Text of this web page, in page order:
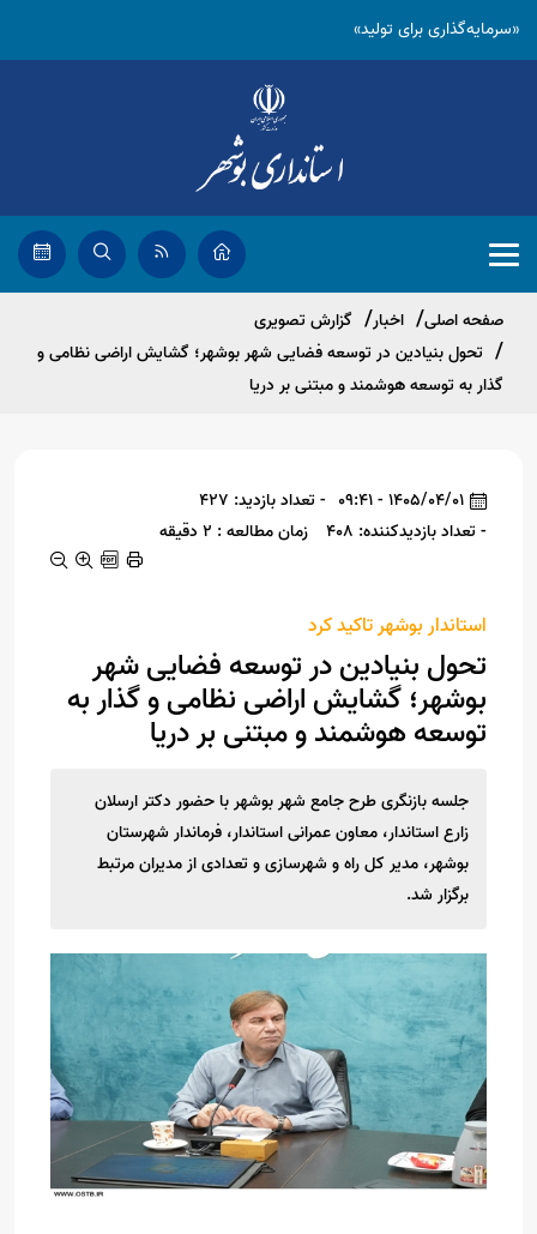
«سرمایه‌گذاری برای تولید»
صفحه اصلی اخبار
گزارش تصویری
تحول بنیادین در توسعه فضایی شهر بوشهر؛ گشایش اراضی نظامی و
گذار به توسعه هوشمند و مبتنی بر دریا
1405/04/01 - 09:41
- تعداد بازدید: 427
- تعداد بازدیدکننده: 408
زمان مطالعه : 2 دقیقه
استاندار بوشهر تاکید کرد
تحول بنیادین در توسعه فضایی شهر
بوشهر؛ گشایش اراضی نظامی و گذار به
توسعه هوشمند و مبتنی بر دریا
جلسه بازنگری طرح جامع شهر بوشهر با حضور دکتر ارسلان
زارع استاندار، معاون عمرانی استاندار، فرماندار شهرستان
بوشهر، مدیر کل راه و شهرسازی و تعدادی از مدیران مرتبط
برگزار شد.